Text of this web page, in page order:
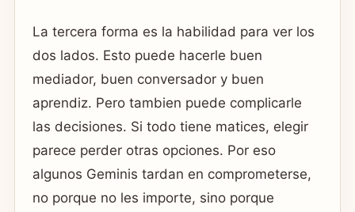
La tercera forma es la habilidad para ver los
dos lados. Esto puede hacerle buen
mediador, buen conversador y buen
aprendiz. Pero tambien puede complicarle
las decisiones. Si todo tiene matices, elegir
parece perder otras opciones. Por eso
algunos Geminis tardan en comprometerse,
no porque no les importe, sino porque